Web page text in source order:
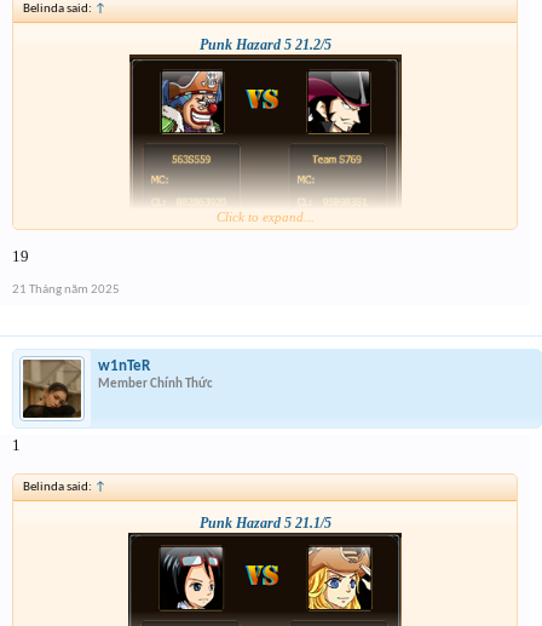
Belinda said: ↑
Punk Hazard 5 21.2/5
Click to expand...
19
21 Tháng năm 2025
w1nTeR
Member Chính Thức
1
Belinda said: ↑
Punk Hazard 5 21.1/5